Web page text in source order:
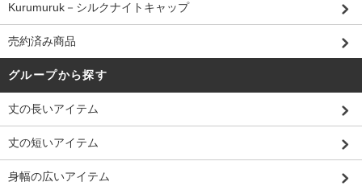
Kurumuruk－シルクナイトキャップ
売約済み商品
グループから探す
丈の長いアイテム
丈の短いアイテム
身幅の広いアイテム